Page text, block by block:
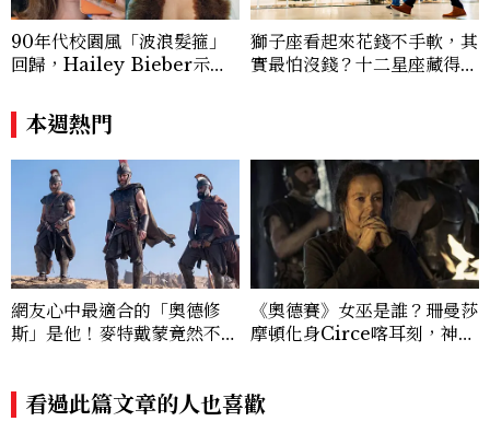
90年代校園風「波浪髮箍」
回歸，Hailey Bieber示範
u髮箍未開賣先爆紅！
獅子座看起來花錢不手軟，其
實最怕沒錢？十二星座藏得最
本週熱門
網友心中最適合的「奧德修
斯」是他！麥特戴蒙竟然不是
《奧德賽》女巫是誰？珊曼莎
摩頓化身Circe喀耳刻，神級
看過此篇文章的人也喜歡